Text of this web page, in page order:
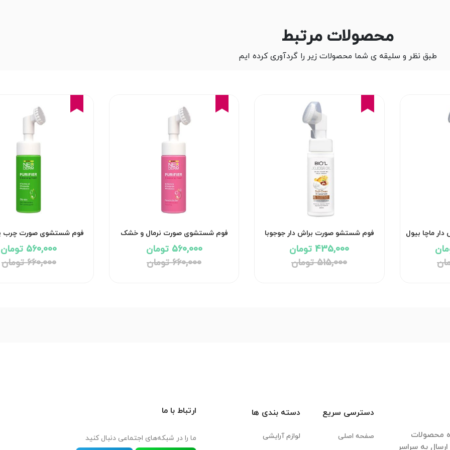
محصولات مرتبط
طبق نظر و سلیقه ی شما محصولات زیر را گردآوری کرده ایم
ماچا بیول
فوم شستشو صورت براش دار جوجوبا
بیول
435,000 تومان
515,000 تومان
فوم شستشوی صورت نرمال و خشک
پیوریفایر نئودرم
560,000 تومان
660,000 تومان
فوم شستشوی صورت چرب
نئودرم560,000 تومان
660,000 تومان
محصولات
به سراسر
دسترسی سریع
صفحه اصلی
دسته بندی ها
لوازم آرایشی
ارتباط با ما
ما را در شبکه‌های اجتماعی دنبال کنید